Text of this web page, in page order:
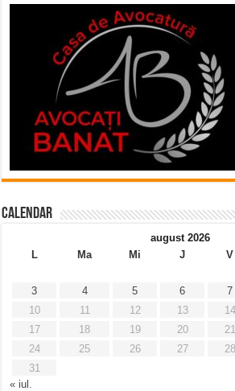
Calendar
august 2026
L
Ma Mi J V
3
4 5 6 7
10
11 12 13 14
17
18 19 20 21
24
25 26 27 28
31
« iul.